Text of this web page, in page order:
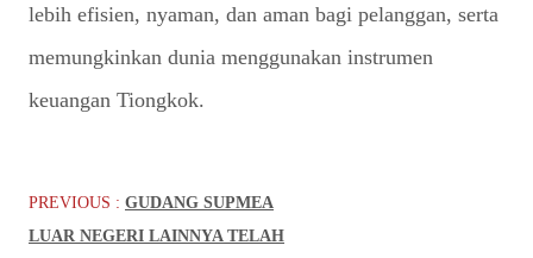
lebih efisien, nyaman, dan aman bagi pelanggan, serta
memungkinkan dunia menggunakan instrumen
keuangan Tiongkok.
PREVIOUS : GUDANG SUPMEA
LUAR NEGERI LAINNYA TELAH